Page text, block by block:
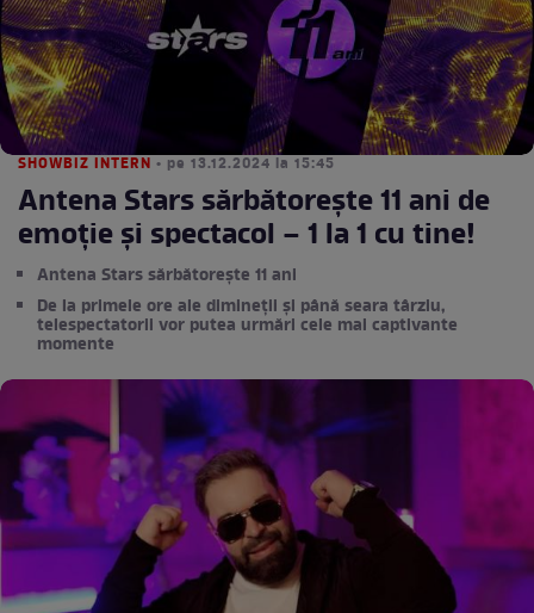
SHOWBIZ INTERN • pe 13.12.2024 la 15:45
Antena Stars sărbătorește 11 ani de
emoție și spectacol – 1 la 1 cu tine!
Antena Stars sărbătorește 11 ani
De la primele ore ale dimineții și până seara târziu,
telespectatorii vor putea urmări cele mai captivante
momente